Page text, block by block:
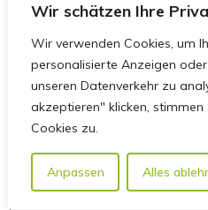
Wir schätzen Ihre
Wir verwenden Cookies, um
personalisierte Anzeigen
unseren Datenverkehr zu
akzeptieren" klicken,
Cookies zu.
Anpassen Alles